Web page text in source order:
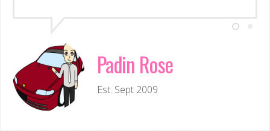
Padin Rose
Est. Sept 2009